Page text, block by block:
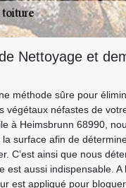
Nettoyage et
méthode sûre pour
végétaux néfastes de
à Heimsbrunn 68990,
la surface afin de
C’est ainsi que nous
est aussi indispensable. A
est appliqué pour